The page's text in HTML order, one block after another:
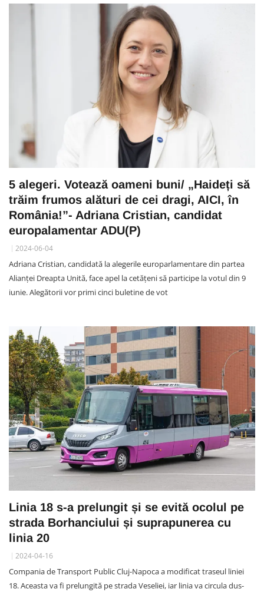
5 alegeri. Votează oameni buni/ „Haideți să
trăim frumos alături de cei dragi, AICI, în
România!”- Adriana Cristian, candidat
europalamentar ADU(P)
2024-06-04
Adriana Cristian, candidată la alegerile europarlamentare din partea
Alianței Dreapta Unită, face apel la cetățeni să participe la votul din 9
iunie. Alegătorii vor primi cinci buletine de vot
Linia 18 s-a prelungit și se evită ocolul pe
strada Borhanciului și suprapunerea cu
linia 20
2024-04-16
Compania de Transport Public Cluj-Napoca a modificat traseul liniei
18. Aceasta va fi prelungită pe strada Veseliei, iar linia va circula dus-